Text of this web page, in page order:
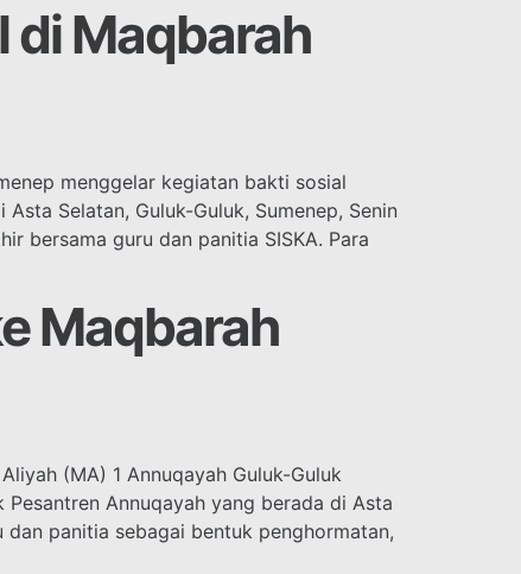
di Maqbarah
menggelar kegiatan bakti sosial
Selatan, Guluk-Guluk, Sumenep, Senin
bersama guru dan panitia SISKA. Para
Maqbarah
(MA) 1 Annuqayah Guluk-Guluk
Annuqayah yang berada di Asta
panitia sebagai bentuk penghormatan,